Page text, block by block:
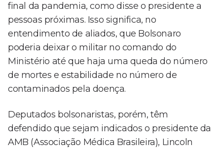
final da pandemia, como disse o presidente a
pessoas próximas. Isso significa, no
entendimento de aliados, que Bolsonaro
poderia deixar o militar no comando do
Ministério até que haja uma queda do número
de mortes e estabilidade no número de
contaminados pela doença.
Deputados bolsonaristas, porém, têm
defendido que sejam indicados o presidente da
AMB (Associação Médica Brasileira), Lincoln